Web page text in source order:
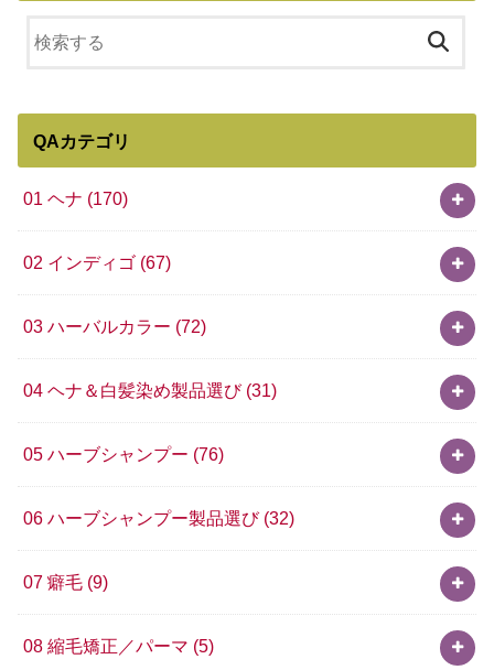
QAカテゴリ
01 ヘナ (170)
02 インディゴ (67)
03 ハーバルカラー (72)
04 ヘナ＆白髪染め製品選び (31)
05 ハーブシャンプー (76)
06 ハーブシャンプー製品選び (32)
07 癖毛 (9)
08 縮毛矯正／パーマ (5)